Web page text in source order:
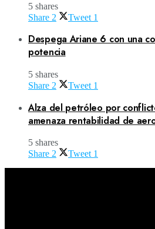
5 shares
Share 2 Tweet 1
Despega Ariane 6 con una
potencia
5 shares
Share 2 Tweet 1
Alza del petróleo por
amenaza rentabilidad de
5 shares
Share 2 Tweet 1